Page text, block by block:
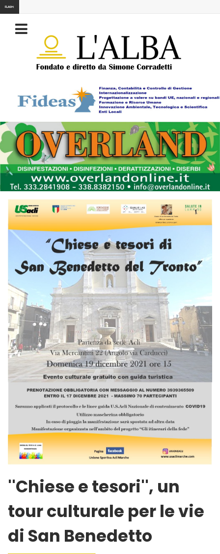
FLASH:
''Chiese e tesori'', un
tour culturale per le vie
di San Benedetto